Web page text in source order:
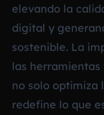
elevando la
digital y
sostenible. La
las herramientas
no solo optimiza
redefine lo que